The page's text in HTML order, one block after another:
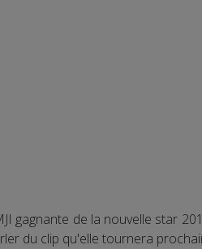
gagnante de la nouvelle star
du clip qu'elle tournera